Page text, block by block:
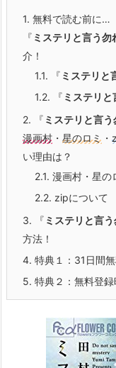
1. 無料で読む前に…
『 ミステリと言う勿
介！
1.1. 『 ミステリと
1.2. 『 ミステリ
2. 『 ミステリと言う
漫画村 ・ 星のロミ ・
い理由は？
2.1. 漫画村・星の
2.2. zipについて
3. 『 ミステリと言
方法！
4. 特典１：31日間
5. 特典２：無料登録